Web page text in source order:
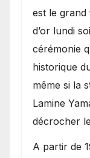
est le
d’or lundi
cérémonie
historique
même si la
Lamine
décrocher
A partir de